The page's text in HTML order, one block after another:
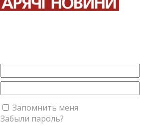
Запомнить меня
Забыли пароль?